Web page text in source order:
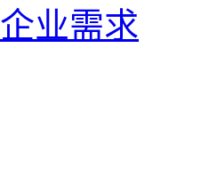
企业需求